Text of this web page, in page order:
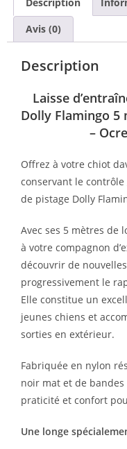
Avis (0)
Description
Laisse
Dolly Flamingo 5
–
Offrez à votre chiot
conservant le
de pistage Dolly
Avec ses 5 mètres de
à votre compagnon
découvrir de
progressivement le
Elle constitue un
jeunes chiens et
sorties en extérieur.
Fabriquée en nylon
noir mat et de
praticité et confort
Une longe